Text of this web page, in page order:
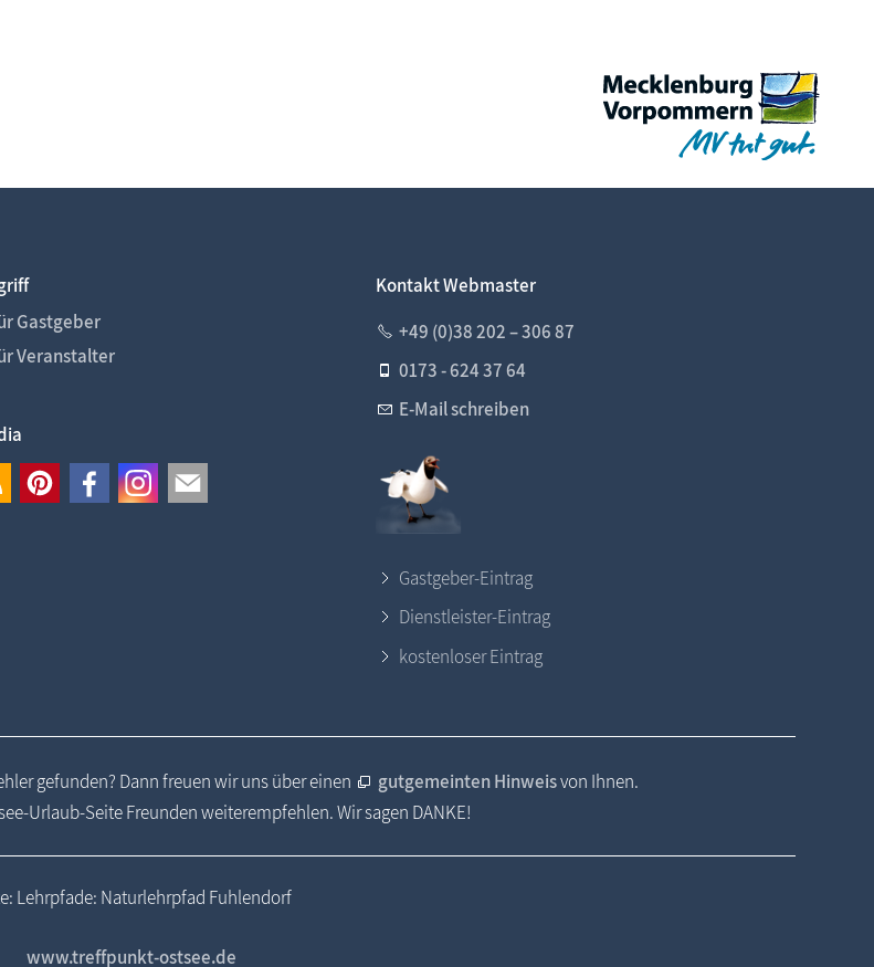
Gastgeber
Veranstalter
Kontakt Webmaster
+49 (0)38 202 – 306 87
0173 - 624 37 64
E-Mail schreiben
Gastgeber-Eintrag
Dienstleister-Eintrag
kostenloser Eintrag
gefunden? Dann freuen wir uns über einen gutgemeinten Hinweisvon Ihnen.
Urlaub-Seite Freunden weiterempfehlen. Wir sagen DANKE!
Lehrpfade: Naturlehrpfad Fuhlendorf
www.treffpunkt-ostsee.de